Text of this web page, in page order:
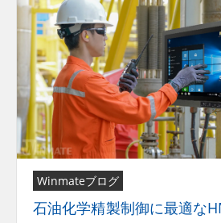
Winmateブログ
石油化学精製制御に最適な